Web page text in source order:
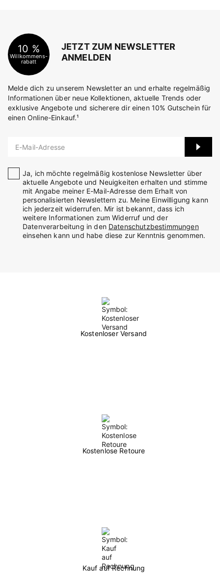
10 %
Willkommens-
rabatt
JETZT ZUM NEWSLETTER
ANMELDEN
Melde dich zu unserem Newsletter an und erhalte regelmäßig
Informationen über neue Kollektionen, aktuelle Trends oder
exklusive Angebote und sicherere dir einen 10% Gutschein für
einen Online-Einkauf.¹
E-Mail-Adresse
Ja, ich möchte regelmäßig kostenlose Newsletter über
aktuelle Angebote und Neuigkeiten erhalten und stimme
mit Angabe meiner E-Mail-Adresse dem Erhalt von
personalisierten Newslettern zu. Meine Einwilligung kann
ich jederzeit widerrufen. Mir ist bekannt, dass ich
weitere Informationen zum Widerruf und der
Datenverarbeitung in den Datenschutzbestimmungen
einsehen kann und habe diese zur Kenntnis genommen.
Kostenloser Versand
Kostenlose Retoure
Kauf auf Rechnung